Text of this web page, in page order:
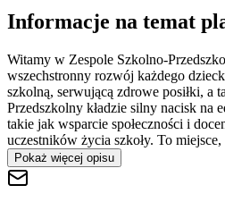
Informacje na temat
Witamy w Zespole Szkolno-
wszechstronny rozwój każdego
szkolną, serwującą zdrowe posiłki, a
Przedszkolny kładzie silny nacisk
takie jak wsparcie społeczności i
uczestników życia szkoły. To
Pokaż więcej opisu